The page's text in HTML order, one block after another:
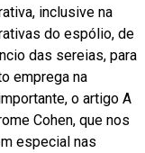
inclusive na
do espólio, de
das sereias, para
emprega na
o artigo A
Cohen, que nos
especial nas